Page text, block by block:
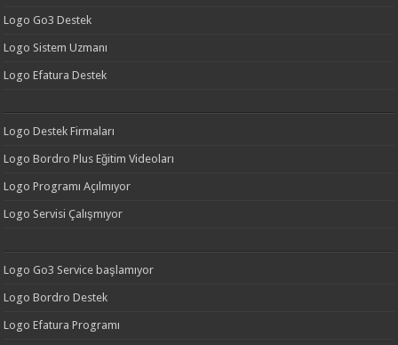
Logo Go3 Destek
Logo Sistem Uzmanı
Logo Efatura Destek
Logo Destek Firmaları
Logo Bordro Plus Eğitim Videoları
Logo Programı Açılmıyor
Logo Servisi Çalışmıyor
Logo Go3 Service başlamıyor
Logo Bordro Destek
Logo Efatura Programı